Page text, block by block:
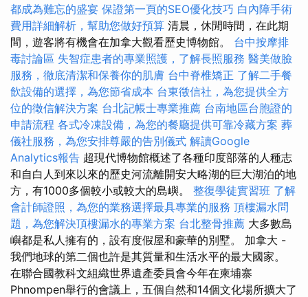
都成為難忘的盛宴 保證第一頁的SEO優化技巧 白內障手術
費用詳細解析，幫助您做好預算 清晨，休閒時間，在此期
間，遊客將有機會在加拿大觀看歷史博物館。 台中按摩排
毒討論區 失智症患者的專業照護，了解長照服務 醫美做臉
服務，徹底清潔和保養你的肌膚 台中脊椎矯正 了解二手餐
飲設備的選擇，為您節省成本 台東徵信社，為您提供全方
位的徵信解決方案 台北記帳士專業推薦 台南地區台胞證的
申請流程 各式冷凍設備，為您的餐廳提供可靠冷藏方案 葬
儀社服務，為您安排尊嚴的告別儀式 解讀Google
Analytics報告 超現代博物館概述了各種印度部落的人種志
和自白人到來以來的歷史河流離開安大略湖的巨大湖泊的地
方，有1000多個較小或較大的島嶼。 整復學徒實習班 了解
會計師證照，為您的業務選擇最具專業的服務 頂樓漏水問
題，為您解決頂樓漏水的專業方案 台北整骨推薦 大多數島
嶼都是私人擁有的，設有度假屋和豪華的別墅。 加拿大 -
我們地球的第二個也許是其質量和生活水平的最大國家。
在聯合國教科文組織世界遺產委員會今年在柬埔寨
Phnompen舉行的會議上，五個自然和14個文化場所擴大了